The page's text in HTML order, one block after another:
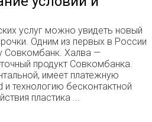
услуг можно увидеть новый
Одним из первых в России
Совкомбанк. Халва —
продукт Совкомбанка.
имеет платежную
и технологию бесконтактной
пластика ...